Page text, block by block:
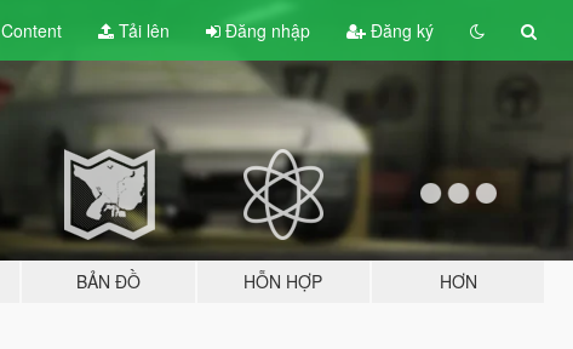
Content Tải lên Đăng nhập Đăng ký
BẢN ĐỒ HỖN HỢP HƠN